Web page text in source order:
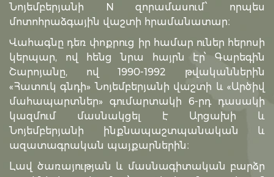
Նոյեմբերյանի N զորամասում՝ որպես
մոտոհրաձգային վաշտի հրամանատար։
Վահագնը դեռ փոքրուց իր համար ուներ հերոսի
կերպար, ով հենց նրա հայրն էր՝ Գարեգին
Շարոյանը, ով 1990-1992 թվականներին
«Հատուկ գնդի» Նոյեմբերյանի վաշտի և «Արծիվ
մահապարտներ» գումարտակի 6-րդ դասակի
կազմում մասնակցել է Արցախի և
Նոյեմբերյանի ինքնապաշտպանական և
ազատագրական պայքարներին։
Լավ ծառայության և մասնագիտական բարձր